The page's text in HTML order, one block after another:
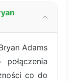
Adams
co do